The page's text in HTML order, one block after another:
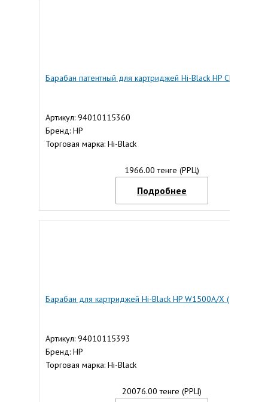
Барабан патентный для картриджей Hi-Black HP CF226A/X
Артикул: 94010115360
Бренд: HP
Торговая марка: Hi-Black
1966.00 тенге (РРЦ)
Подробнее
Барабан для картриджей Hi-Black HP W1500A/X (10 шт.)
Артикул: 94010115393
Бренд: HP
Торговая марка: Hi-Black
20076.00 тенге (РРЦ)